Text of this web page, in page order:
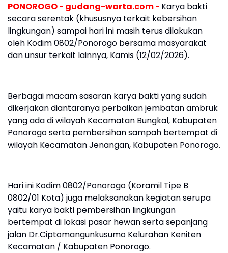
PONOROGO - gudang-warta.com - Karya bakti
secara serentak (khususnya terkait kebersihan
lingkungan) sampai hari ini masih terus dilakukan
oleh Kodim 0802/Ponorogo bersama masyarakat
dan unsur terkait lainnya, Kamis (12/02/2026).
Berbagai macam sasaran karya bakti yang sudah
dikerjakan diantaranya perbaikan jembatan ambruk
yang ada di wilayah Kecamatan Bungkal, Kabupaten
Ponorogo serta pembersihan sampah bertempat di
wilayah Kecamatan Jenangan, Kabupaten Ponorogo.
Hari ini Kodim 0802/Ponorogo (Koramil Tipe B
0802/01 Kota) juga melaksanakan kegiatan serupa
yaitu karya bakti pembersihan lingkungan
bertempat di lokasi pasar hewan serta sepanjang
jalan Dr.Ciptomangunkusumo Kelurahan Keniten
Kecamatan / Kabupaten Ponorogo.